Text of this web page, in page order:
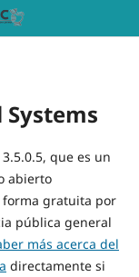
Systems
que es un
abierto
gratuita por
pública general
más acerca del
directamente si